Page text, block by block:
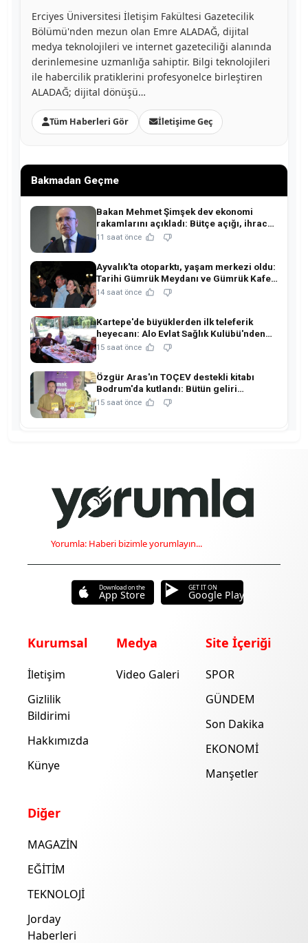
Erciyes Üniversitesi İletişim Fakültesi Gazetecilik
Bölümü'nden mezun olan Emre ALADAĞ, dijital
medya teknolojileri ve internet gazeteciliği alanında
derinlemesine uzmanlığa sahiptir. Bilgi teknolojileri
ile habercilik pratiklerini profesyonelce birleştiren
ALADAĞ; dijital dönüşü…
Tüm Haberleri Gör İletişime Geç
Bakmadan Geçme
Bakan Mehmet Şimşek dev ekonomi
rakamlarını açıkladı: Bütçe açığı, ihracat
ve rezervlerde kritik tablo!
11 saat önce
Ayvalık'ta otoparktı, yaşam merkezi oldu:
Tarihi Gümrük Meydanı ve Gümrük Kafe
açıldı!
14 saat önce
Kartepe'de büyüklerden ilk teleferik
heyecanı: Alo Evlat Sağlık Kulübü'nden
anlamlı buluşma!
15 saat önce
Özgür Aras'ın TOÇEV destekli kitabı
Bodrum'da kutlandı: Bütün geliri
çocukların eğitimine!
15 saat önce
Yorumla: Haberi bizimle yorumlayın...
Download on the
App Store
GET IT ON
Google Play
Kurumsal
İletişim
Gizlilik
Bildirimi
Hakkımızda
Künye
Medya
Video Galeri
Site İçeriği
SPOR
GÜNDEM
Son Dakika
EKONOMİ
Manşetler
Diğer
MAGAZİN
EĞİTİM
TEKNOLOJİ
Jorday
Haberleri